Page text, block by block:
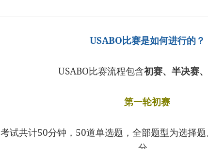
USABO比赛是如何进行的？
USABO比赛流程包含初赛、半决赛
第一轮初赛
考试共计50分钟，50道单选题，全部题型为选择